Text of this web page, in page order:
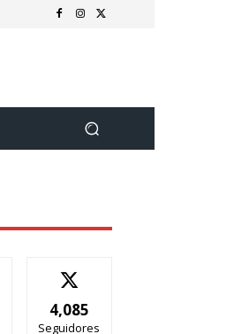
4,085
Seguidores